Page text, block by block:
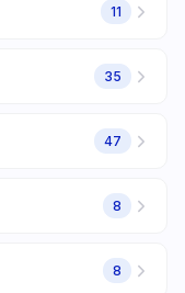
11
35
47
8
8